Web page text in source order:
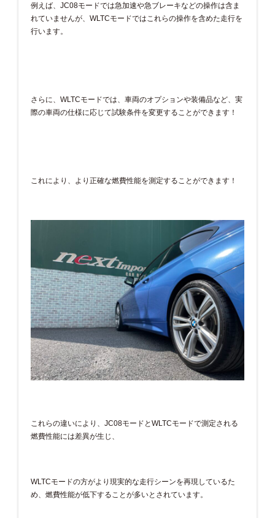
例えば、JC08モードでは急加速や急ブレーキなどの操作は含ま
れていませんが、WLTCモードではこれらの操作を含めた走行を
行います。
さらに、WLTCモードでは、車両のオプションや装備品など、実
際の車両の仕様に応じて試験条件を変更することができます！
これにより、より正確な燃費性能を測定することができます！
これらの違いにより、JC08モードとWLTCモードで測定される
燃費性能には差異が生じ、
WLTCモードの方がより現実的な走行シーンを再現しているた
め、燃費性能が低下することが多いとされています。